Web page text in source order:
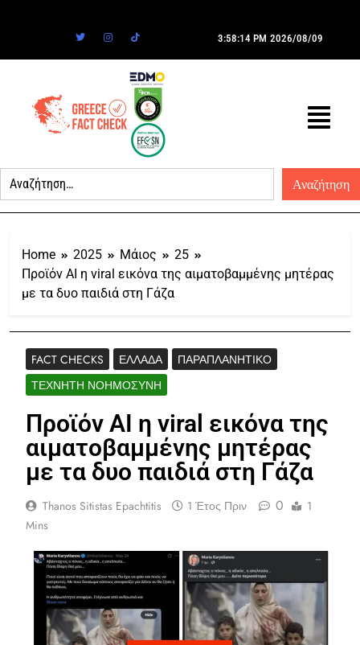
3:58:14 PM 2026/08/09
Home 2025 Μάιος
25
Προϊόν AI η viral εικόνα της αιματοβαμμένης μητέρας
με τα δυο παιδιά στη Γάζα
FACT CHECKS ΕΛΛΆΔΑ
ΠΑΡΑΠΛΑΝΗΤΙΚΌ
ΤΕΧΝΗΤΉ ΝΟΗΜΟΣΎΝΗ
Προϊόν AI η viral εικόνα της
αιματοβαμμένης μητέρας
με τα δυο παιδιά στη Γάζα
Thanos Sitistas Epachtitis 1 Έτος Πριν 0
1
Mins